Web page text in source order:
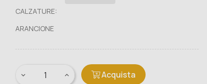
CALZATURE:
ARANCIONE
Acquista